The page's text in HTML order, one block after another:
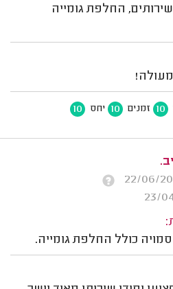
החלפת גומייה
מעולה!
10 זמנים 10 יחס 10
סמויה כולל החלפת גומייה.